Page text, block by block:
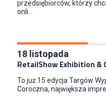
przedsiębiorców, którzy
onli...
18 listopada
RetailShow Exhibition &
To już 15 edycja Targów
Coroczna, największa